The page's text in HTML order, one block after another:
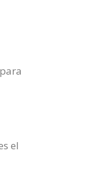
el